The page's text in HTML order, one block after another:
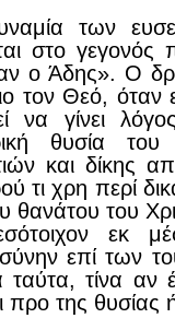
των
στο
ο Άδης». Ο
τον Θεό,
να γίνει
θυσία
και δίκης
τι χρη περί
θανάτου του
εκ
επί των
ταύτα, τίνα αν
προ της